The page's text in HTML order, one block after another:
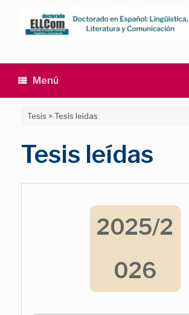
contenido
Menú
Tesis >Tesis leídas
Tesis leídas
2025/2
026